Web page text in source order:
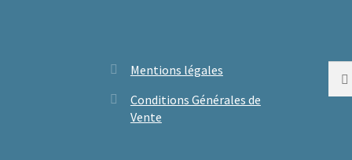
Mentions légales
Conditions Générales de
Vente